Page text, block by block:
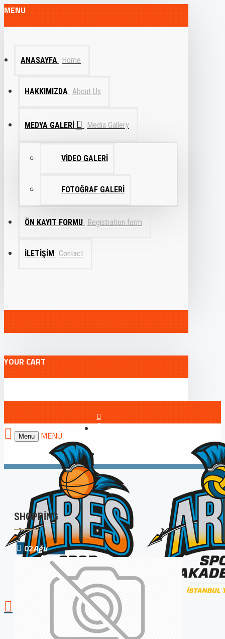
MENU
ANASAYFA Home
HAKKIMIZDA About Us
MEDYA GALERI Media Gallery
VIDEO GALERI
FOTOĞRAF GALERI
ÖN KAYIT FORMU Registration form
İLETIŞIM Contact
YOUR CART
ÖN KAYIT FORMU
Menu
SHOPPING
02Ağu